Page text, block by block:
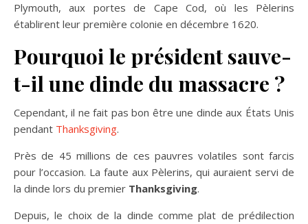
Plymouth, aux portes de Cape Cod, où les Pèlerins
établirent leur première colonie en décembre 1620.
Pourquoi le président sauve-
t-il une dinde du massacre ?
Cependant, il ne fait pas bon être une dinde aux États Unis
pendant Thanksgiving.
Près de 45 millions de ces pauvres volatiles sont farcis
pour l’occasion. La faute aux Pèlerins, qui auraient servi de
la dinde lors du premier Thanksgiving.
Depuis, le choix de la dinde comme plat de prédilection